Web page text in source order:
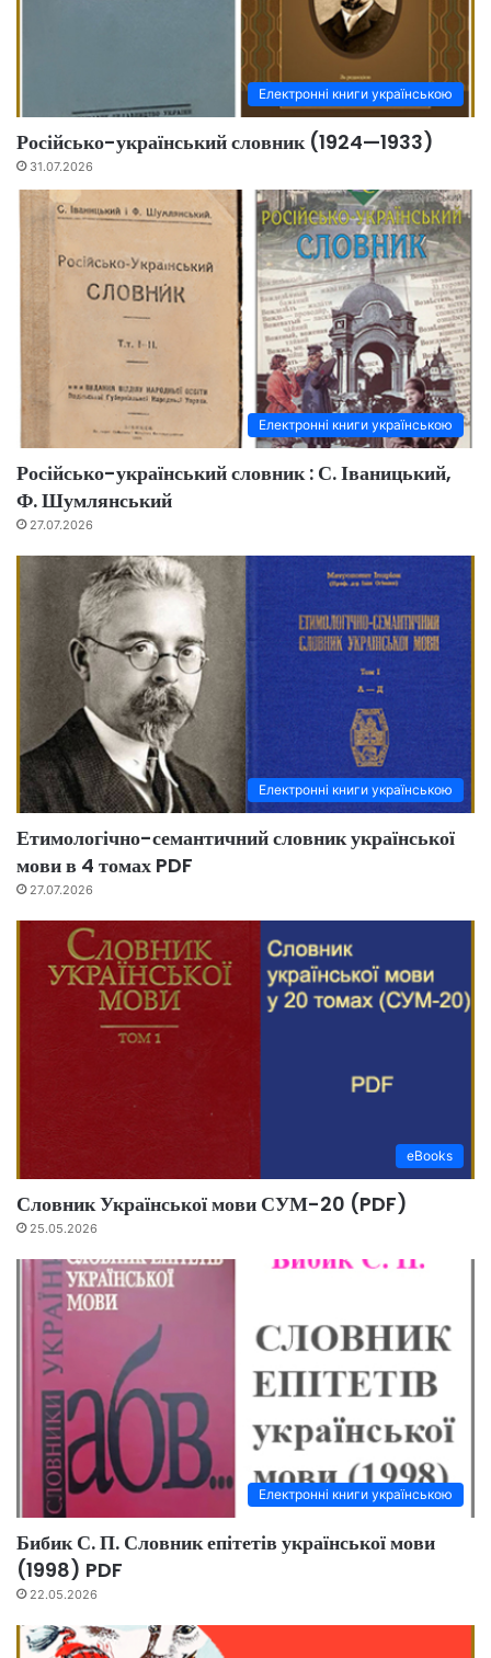
Електронні книги українською
Російсько-український словник (1924—1933)
31.07.2026
Електронні книги українською
Російсько-український словник : С. Іваницький,
Ф. Шумлянський
27.07.2026
Електронні книги українською
Етимологічно-семантичний словник української
мови в 4 томах PDF
27.07.2026
eBooks
Словник Української мови СУМ-20 (PDF)
25.05.2026
Електронні книги українською
Бибик С. П. Словник епітетів української мови
(1998) PDF
22.05.2026